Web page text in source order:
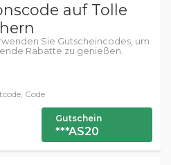
auf Tolle
Sie Gutscheincodes, um
Rabatte zu genießen.
Code
Gutschein
***AS20